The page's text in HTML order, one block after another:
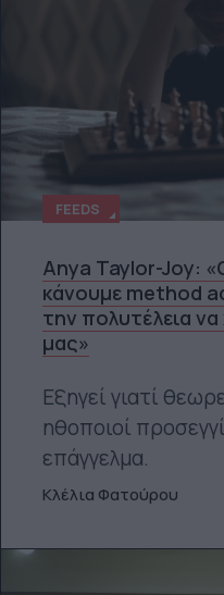
FEEDS
Anya Taylor-Joy:
κάνουμε method
την πολυτέλεια
μας»
Εξηγεί γιατί
ηθοποιοί
επάγγελμα.
Κλέλια Φατούρου